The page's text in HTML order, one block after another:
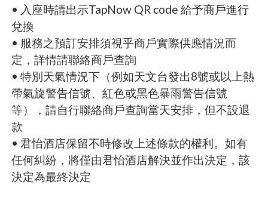
• 入座時請出示TapNow QR code 給予商戶進行
兌換
• 服務之預訂安排須視乎商戶實際供應情況而
定，詳情請聯絡商戶查詢
• 特別天氣情況下（例如天文台發出8號或以上熱
帶氣旋警告信號、紅色或黑色暴雨警告信號
等），請自行聯絡商戶查詢當天安排，但不設退
款
• 君怡酒店保留不時修改上述條款的權利。如有
任何糾紛，將僅由君怡酒店解決並作出決定，該
決定為最終決定